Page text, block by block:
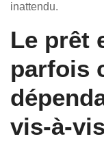
inattendu.
Le prêt
parfois
vis-à-